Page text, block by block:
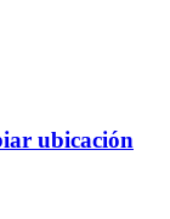
ubicación